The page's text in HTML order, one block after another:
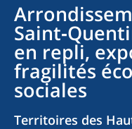
en repli,
fragilités
sociales
Territoires des